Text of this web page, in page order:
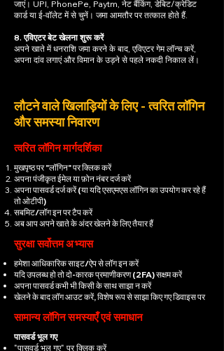
जाएं। UPI, PhonePe, Paytm, नेट बैंकिंग, डेबिट/क्रेडिट
कार्ड या ई-वॉलेट में से चुनें। जमा आमतौर पर तत्काल होते हैं.
8. एविएटर बेट खेलना शुरू करें
अपने खाते में धनराशि जमा करने के बाद, एविएटर गेम लॉन्च करें,
अपना दांव लगाएं और विमान के उड़ने से पहले नकदी निकाल लें।
लौटने वाले खिलाड़ियों के लिए - त्वरित लॉगिन
और समस्या निवारण
त्वरित लॉगिन मार्गदर्शिका
मुखपृष्ठ पर "लॉगिन" पर क्लिक करें
अपना पंजीकृत ईमेल या फ़ोन नंबर दर्ज करें
अपना पासवर्ड दर्ज करें (या यदि एसएमएस लॉगिन का उपयोग कर रहे हैं
तो ओटीपी)
सबमिट/लॉग इन पर टैप करें
अब आप अपने खाते के अंदर खेलने के लिए तैयार हैं
सुरक्षा सर्वोत्तम अभ्यास
हमेशा आधिकारिक साइट/ऐप से लॉग इन करें
यदि उपलब्ध हो तो दो-कारक प्रमाणीकरण (2FA) सक्षम करें
अपना पासवर्ड कभी भी किसी के साथ साझा न करें
खेलने के बाद लॉग आउट करें, विशेष रूप से साझा किए गए डिवाइस पर
सामान्य लॉगिन समस्याएँ एवं समाधान
पासवर्ड भूल गए
"पासवर्ड भूल गए" पर क्लिक करें